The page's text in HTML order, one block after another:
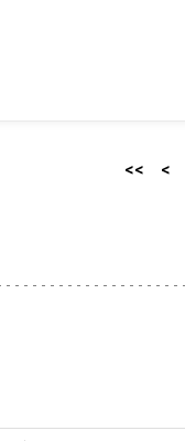
<< <